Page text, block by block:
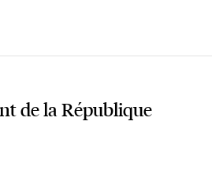
de la République